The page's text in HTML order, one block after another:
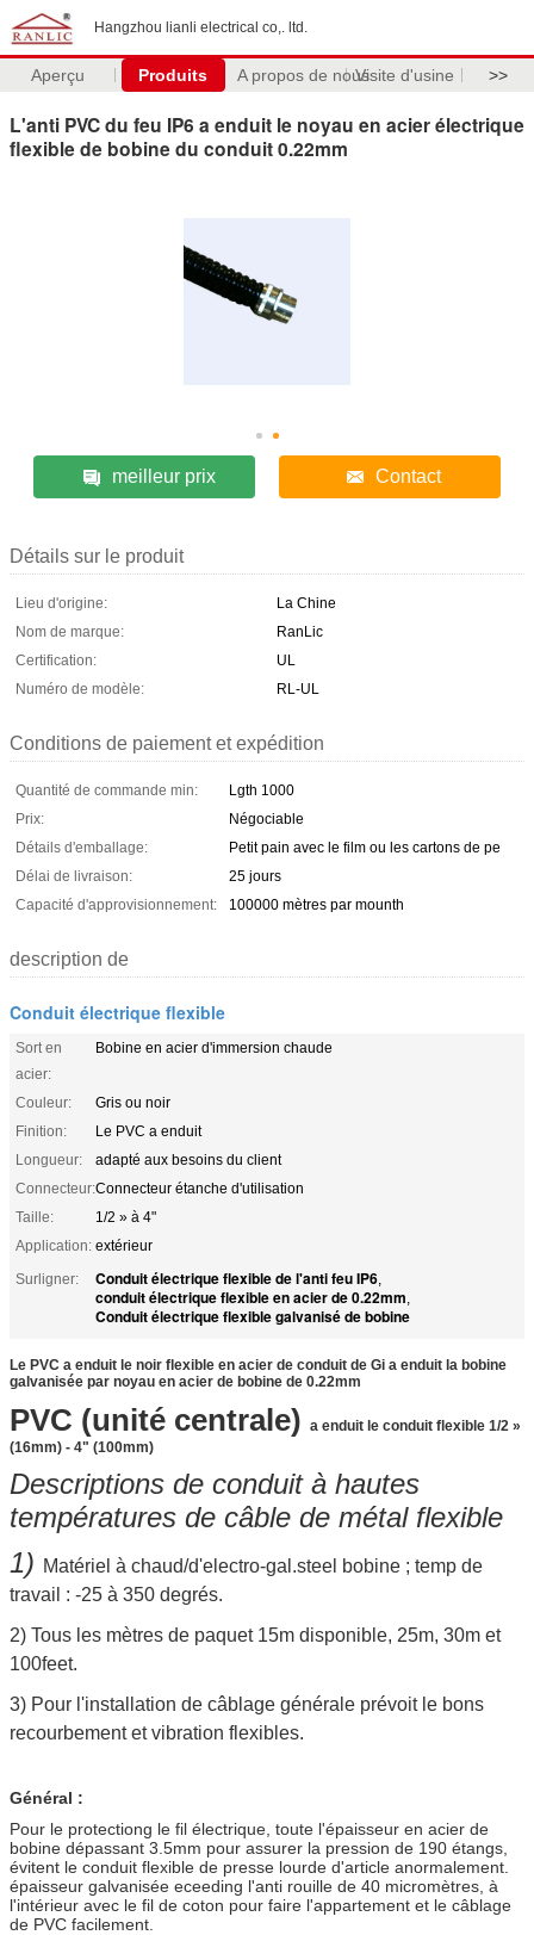
Hangzhou lianli electrical co,. ltd.
Aperçu Produits A propos de nousVisite d'usine >>
L'anti PVC du feu IP6 a enduit le noyau en acier électrique
flexible de bobine du conduit 0.22mm
meilleur prix Contact
Détails sur le produit
Lieu d'origine:
La Chine
Nom de marque:
RanLic
Certification:
UL
Numéro de modèle:
RL-UL
Conditions de paiement et expédition
Quantité de commande min:
Lgth 1000
Prix:
Négociable
Détails d'emballage:
Petit pain avec le film ou les cartons de pe
Délai de livraison:
25 jours
Capacité d'approvisionnement:
100000 mètres par mounth
description de
Conduit électrique flexible
Sort en
acier:
Bobine en acier d'immersion chaude
Couleur:
Gris ou noir
Finition:
Le PVC a enduit
Longueur:
adapté aux besoins du client
Connecteur:Connecteur étanche d'utilisation
Taille:
1/2 » à 4"
Application: extérieur
Surligner:
Conduit électrique flexible de l'anti feu IP6,
conduit électrique flexible en acier de 0.22mm,
Conduit électrique flexible galvanisé de bobine
Le PVC a enduit le noir flexible en acier de conduit de Gi a enduit la bobine
galvanisée par noyau en acier de bobine de 0.22mm
PVC (unité centrale) a enduit le conduit flexible 1/2 »
(16mm) - 4" (100mm)
Descriptions de conduit à hautes
températures de câble de métal flexible
1) Matériel à chaud/d'electro-gal.steel bobine ; temp de
travail : -25 à 350 degrés.
2) Tous les mètres de paquet 15m disponible, 25m, 30m et
100feet.
3) Pour l'installation de câblage générale prévoit le bons
recourbement et vibration flexibles.
Général :
Pour le protectiong le fil électrique, toute l'épaisseur en acier de
bobine dépassant 3.5mm pour assurer la pression de 190 étangs,
évitent le conduit flexible de presse lourde d'article anormalement.
épaisseur galvanisée eceeding l'anti rouille de 40 micromètres, à
l'intérieur avec le fil de coton pour faire l'appartement et le câblage
de PVC facilement.